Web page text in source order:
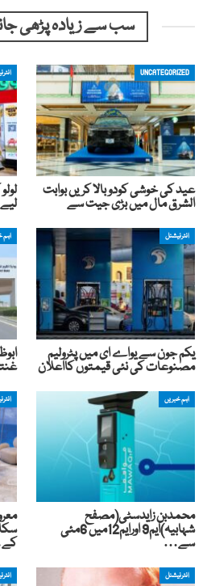
سب سے زیادہ پڑھی
UNCATEGORIZED
عید کی خوشی کودوبالا کریں بوابت
الشرق مال میں بڑی جیت سے
انٹرنیشنل
یکم جون سے یواے ای میں پٹرولیم
مصنوعات کی نئی قیمتوں کااعلان
اہم
غنتوت
اہم خبریں
محمدبن زایدسٹی(مصفح
شہابیہ)ایم9 اورایم12میں 6مئی
سے…
انٹرنیشنل